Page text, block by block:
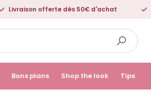
Livraison offerte dès 50€ d'achat
Bons plans Shop the look Tips